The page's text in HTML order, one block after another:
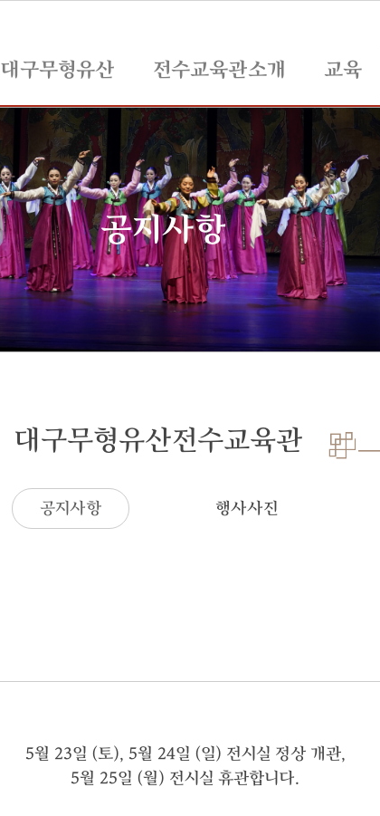
대구무형유산 전수교육관소개 교육
공지사항
대구무형유산전수교육관
공지사항 행사사진
5월 23일 (토), 5월 24일 (일) 전시실 정상 개관,
5월 25일 (월) 전시실 휴관합니다.